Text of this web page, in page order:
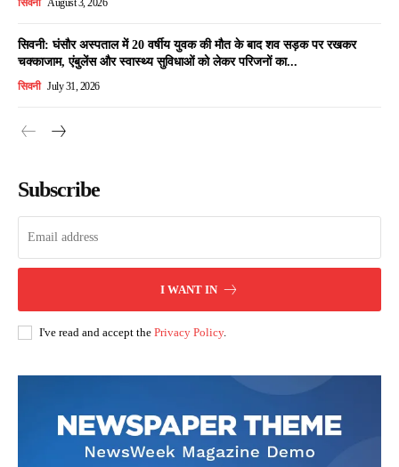
सिवनी August 3, 2026
सिवनी: घंसौर अस्पताल में 20 वर्षीय युवक की मौत के बाद शव सड़क पर रखकर
चक्काजाम, एंबुलेंस और स्वास्थ्य सुविधाओं को लेकर परिजनों का...
सिवनी July 31, 2026
Subscribe
I WANT IN
I've read and accept the Privacy Policy.